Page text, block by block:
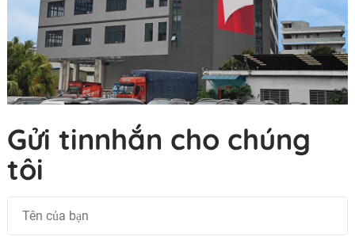
Gửi tinnhắn cho chúng
tôi